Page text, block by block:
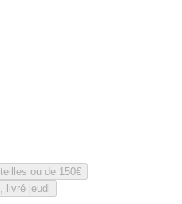
ou de 150€
livré jeudi